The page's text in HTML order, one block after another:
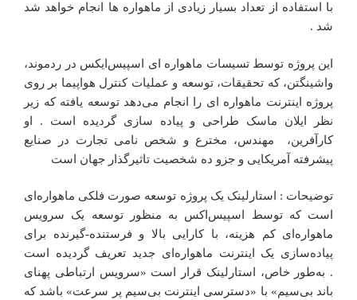
با استفاده از تعداد بسیار زیادی از ماهواره ها انجام خواهد شد
شد .
این پروژه توسط تسیسات ماهواره ای اسپیس‌ایکس در ردموند،
واشینگتن، که تحقیقات، توسعه و عملیات کنترل هواپیما بر روی
پروژه اینترنت ماهواره ای را انجام می‌دهد توسعه یافته که زیر
نظر ایلان ماسک طراحی و پیاده سازی گردیده است . او
کارآفرین، مهندس، مخترع و شخص نامی تجارت در صنایع
پیشرفته آمریکایی و جزو ده شخصیت تاثیرگذار جهان است
توضیحات : استارلینک یک پروژه توسعه صورت فلکی ماهواره‌ای
است که توسط اسپیس‌اکس به منظور توسعه یک سرویس
ماهواره‌ای کم هزینه، با کارایی بالا و فرستنده-گیرنده برای
پیاده‌سازی یک اینترنت ماهواره‌ای جدید تعریف گردیده است
. به‌طور خاص، استارلینک قرار است «سرویس ارتباطی پهنای
باند بی‌سیم» با «دسترسی اینترنت بی‌سیم پر سرعت» باشد که